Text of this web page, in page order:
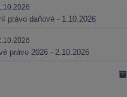
právo daňové - 1.10.2026
právo 2026 - 2.10.2026